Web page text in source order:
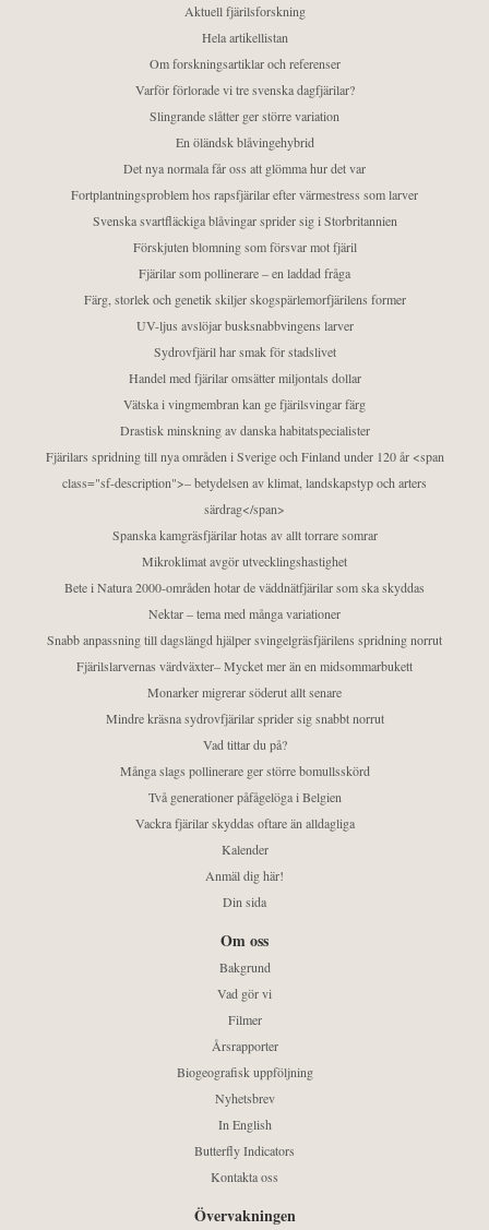
Aktuell fjärilsforskning
Hela artikellistan
Om forskningsartiklar och referenser
Varför förlorade vi tre svenska dagfjärilar?
Slingrande slåtter ger större variation
En öländsk blåvingehybrid
Det nya normala får oss att glömma hur det var
Fortplantningsproblem hos rapsfjärilar efter värmestress som larver
Svenska svartfläckiga blåvingar sprider sig i Storbritannien
Förskjuten blomning som försvar mot fjäril
Fjärilar som pollinerare – en laddad fråga
Färg, storlek och genetik skiljer skogspärlemorfjärilens former
UV-ljus avslöjar busksnabbvingens larver
Sydrovfjäril har smak för stadslivet
Handel med fjärilar omsätter miljontals dollar
Vätska i vingmembran kan ge fjärilsvingar färg
Drastisk minskning av danska habitatspecialister
Fjärilars spridning till nya områden i Sverige och Finland under 120 år <span
class="sf-description">– betydelsen av klimat, landskapstyp och arters
särdrag</span>
Spanska kamgräsfjärilar hotas av allt torrare somrar
Mikroklimat avgör utvecklingshastighet
Bete i Natura 2000-områden hotar de väddnätfjärilar som ska skyddas
Nektar – tema med många variationer
Snabb anpassning till dagslängd hjälper svingelgräsfjärilens spridning norrut
Fjärilslarvernas värdväxter– Mycket mer än en midsommarbukett
Monarker migrerar söderut allt senare
Mindre kräsna sydrovfjärilar sprider sig snabbt norrut
Vad tittar du på?
Många slags pollinerare ger större bomullsskörd
Två generationer påfågelöga i Belgien
Vackra fjärilar skyddas oftare än alldagliga
Kalender
Anmäl dig här!
Din sida
Om oss
Bakgrund
Vad gör vi
Filmer
Årsrapporter
Biogeografisk uppföljning
Nyhetsbrev
In English
Butterfly Indicators
Kontakta oss
Övervakningen